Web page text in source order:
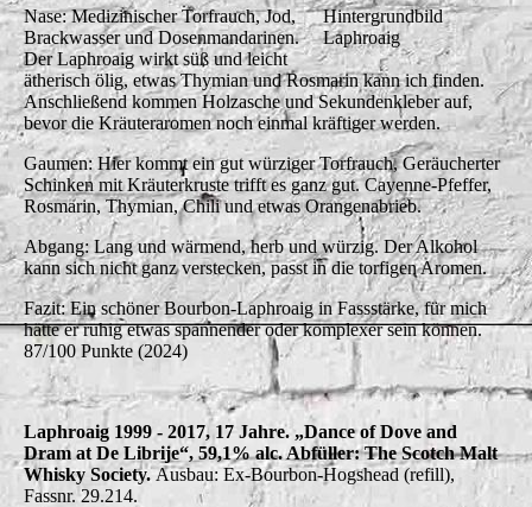
Hintergrundbild
Laphroaig
Nase: Medizinischer Torfrauch, Jod,
Brackwasser und Dosenmandarinen.
Der Laphroaig wirkt süß und leicht
ätherisch ölig, etwas Thymian und Rosmarin kann ich finden.
Anschließend kommen Holzasche und Sekundenkleber auf,
bevor die Kräuteraromen noch einmal kräftiger werden.
Gaumen: Hier kommt ein gut würziger Torfrauch, Geräucherter
Schinken mit Kräuterkruste trifft es ganz gut. Cayenne-Pfeffer,
Rosmarin, Thymian, Chili und etwas Orangenabrieb.
Abgang: Lang und wärmend, herb und würzig. Der Alkohol
kann sich nicht ganz verstecken, passt in die torfigen Aromen.
Fazit: Ein schöner Bourbon-Laphroaig in Fassstärke, für mich
hätte er ruhig etwas spannender oder komplexer sein können.
87/100 Punkte (2024)
Laphroaig 1999 - 2017, 17 Jahre. „Dance of Dove and
Dram at De Librije“, 59,1% alc. Abfüller: The Scotch Malt
Whisky Society.Ausbau: Ex-Bourbon-Hogshead (refill),
Fassnr. 29.214.